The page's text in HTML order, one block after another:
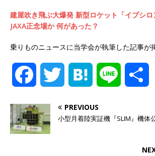
建屋吹き飛ぶ大爆発 新型ロケット「イプシ
JAXA正念場か 何があった？
乗りものニュースに当学会が執筆した記事が
c i t n
PREVIOUS
小型月着陸実証機『SLIM』機体